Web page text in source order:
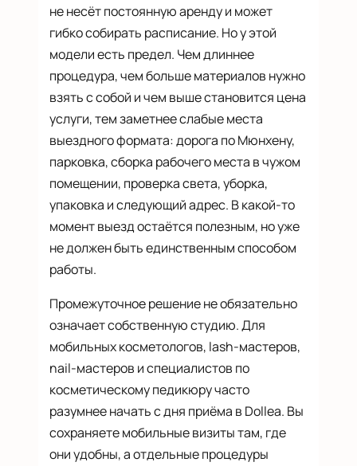
не несёт постоянную аренду и может
гибко собирать расписание. Но у этой
модели есть предел. Чем длиннее
процедура, чем больше материалов нужно
взять с собой и чем выше становится цена
услуги, тем заметнее слабые места
выездного формата: дорога по Мюнхену,
парковка, сборка рабочего места в чужом
помещении, проверка света, уборка,
упаковка и следующий адрес. В какой-то
момент выезд остаётся полезным, но уже
не должен быть единственным способом
работы.
Промежуточное решение не обязательно
означает собственную студию. Для
мобильных косметологов, lash-мастеров,
nail-мастеров и специалистов по
косметическому педикюру часто
разумнее начать с дня приёма в Dollea. Вы
сохраняете мобильные визиты там, где
они удобны, а отдельные процедуры